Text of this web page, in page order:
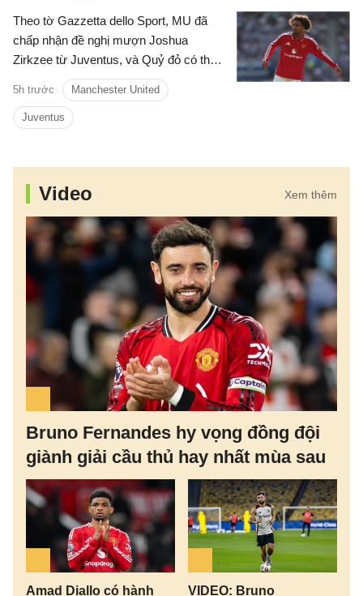
Theo tờ Gazzetta dello Sport, MU đã
chấp nhận đề nghị mượn Joshua
Zirkzee từ Juventus, và Quỷ đỏ có thể
mua thêm tiền đạo trong thời gian còn lại
ở Hè 2026.
5h trước Manchester United
Juventus
Video Xem thêm
Bruno Fernandes hy vọng đồng đội
giành giải cầu thủ hay nhất mùa sau
Amad Diallo có hành
VIDEO: Bruno